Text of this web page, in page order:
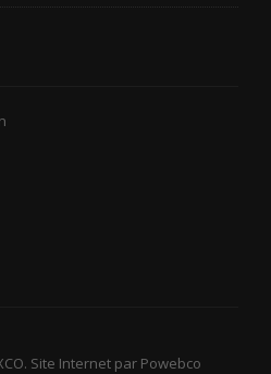
Site Internet par Powebco